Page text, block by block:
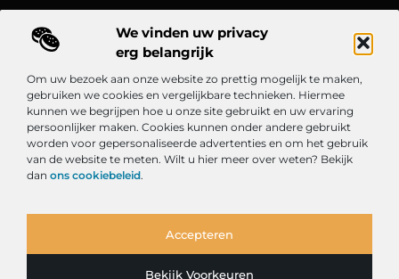
We vinden uw privacy
erg belangrijk
Om uw bezoek aan onze website zo prettig mogelijk te maken,
gebruiken we cookies en vergelijkbare technieken. Hiermee
kunnen we begrijpen hoe u onze site gebruikt en uw ervaring
persoonlijker maken. Cookies kunnen onder andere gebruikt
worden voor gepersonaliseerde advertenties en om het gebruik
van de website te meten. Wilt u hier meer over weten? Bekijk
dan ons cookiebeleid.
Accepteren
Bekijk Voorkeuren
inspiratie, creativiteit en inzichten uit het dagelijks leven. Laat
je meevoeren door uiteenlopende stemmen, onderwerpen en
Onze informatie
Bericht categorie
www.tuwallonie.be.All Right Reserved.